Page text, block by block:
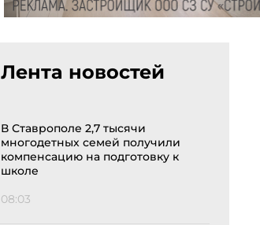
Лента новостей
В Ставрополе 2,7 тысячи
многодетных семей получили
компенсацию на подготовку к
школе
08:03